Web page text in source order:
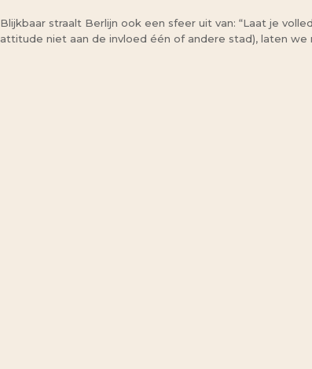
Blijkbaar straalt Berlijn ook een sfeer uit van: “Laat je
attitude niet aan de invloed één of andere stad), laten we